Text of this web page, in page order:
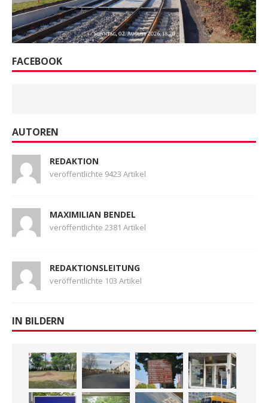
FACEBOOK
AUTOREN
REDAKTION
veröffentlichte 9423 Artikel
MAXIMILIAN BENDEL
veröffentlichte 2381 Artikel
REDAKTIONSLEITUNG
veröffentlichte 103 Artikel
IN BILDERN